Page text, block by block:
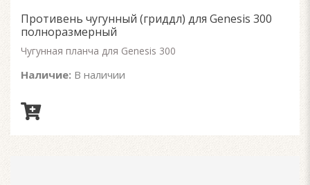
5
Противень чугунный (гриддл) для Genesis 300
полноразмерный
Чугунная планча для Genesis 300
Наличие: В наличии